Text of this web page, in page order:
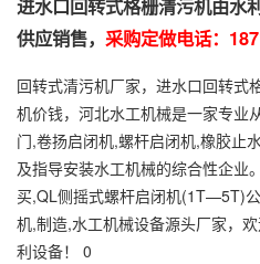
进水口回转式格栅清污机由水
供应销售， 采购定做电话：
回转式清污机厂家，进水口回转式
机价钱，河北水工机械是一家专业
门,卷扬启闭机,螺杆启闭机,橡胶止
及指导安装水工机械的综合性企业
买,QL侧摇式螺杆启闭机(1T—5T)
机,制造,水工机械设备源头厂家，
利设备！ 0